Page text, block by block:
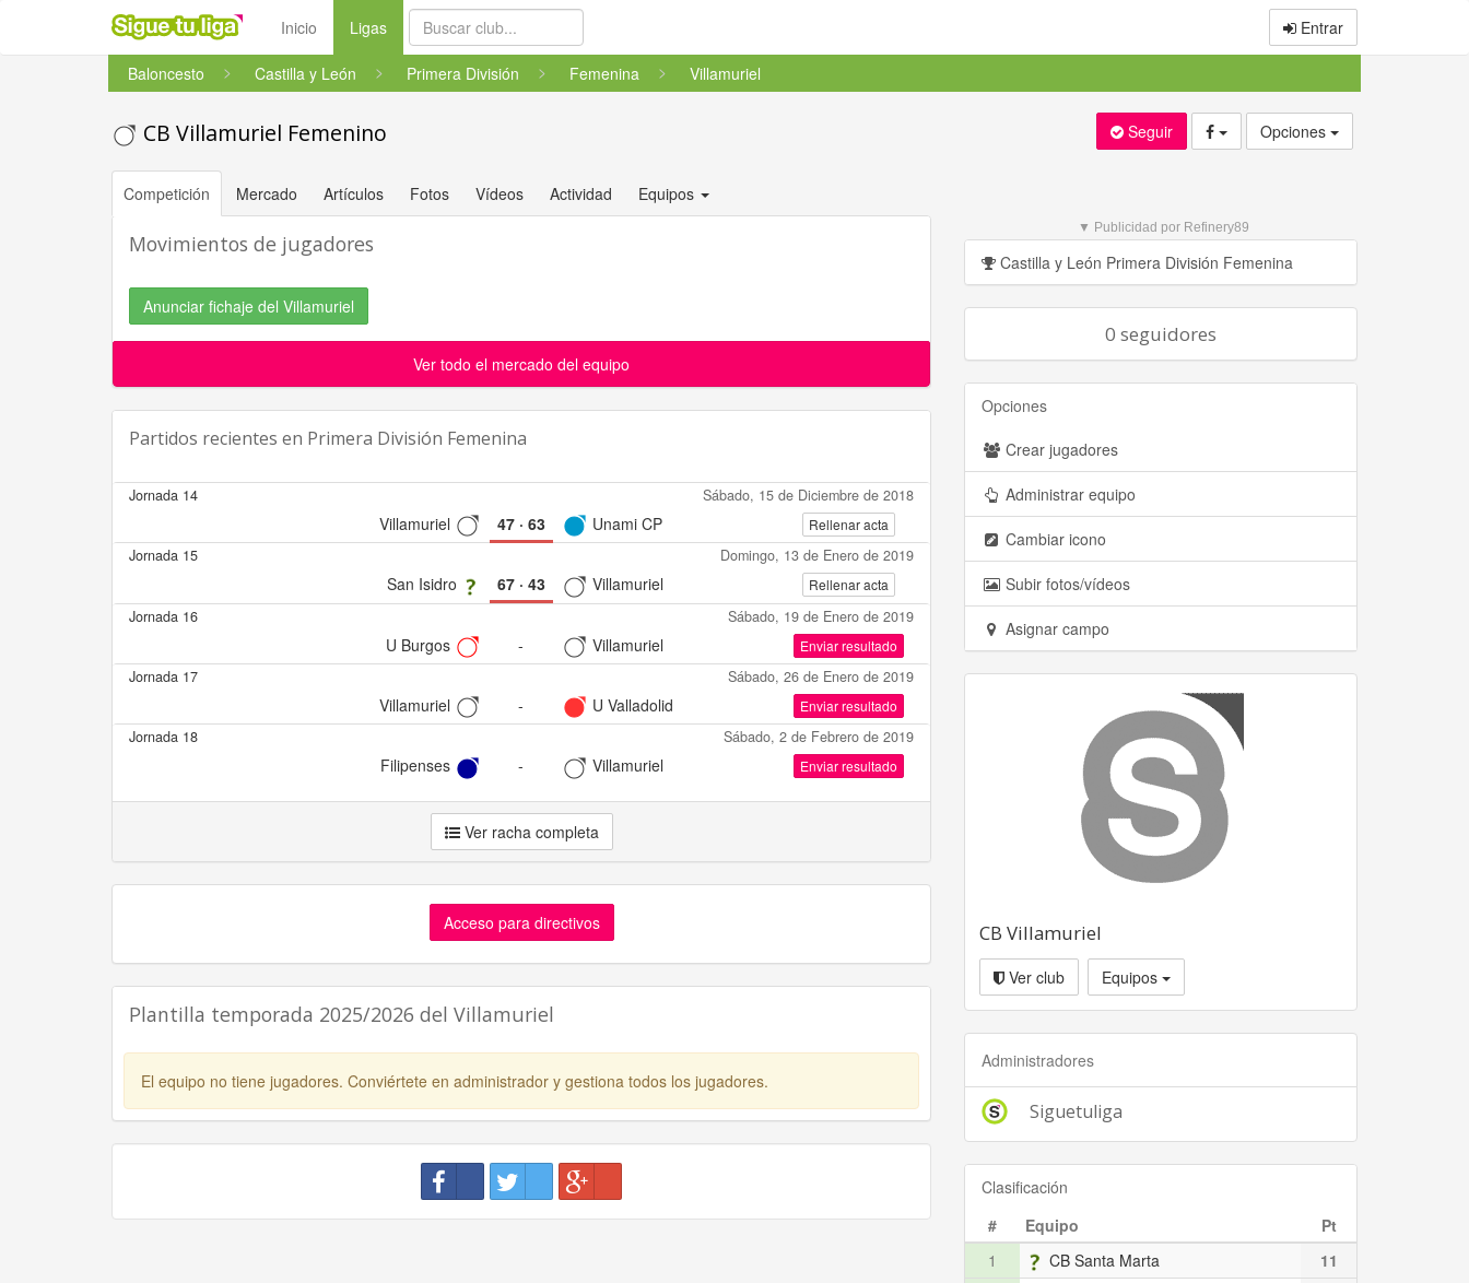
Inicio Ligas(current) Entrar
Baloncesto Castilla y León Primera División Femenina Villamuriel
CB Villamuriel Femenino Seguir Opciones
Competición Mercado Artículos Fotos Vídeos Actividad Equipos
Movimientos de jugadores
Anunciar fichaje del Villamuriel
Ver todo el mercado del equipo
Partidos recientes en Primera División Femenina
Jornada 14 Sábado, 15 de Diciembre de 2018
Villamuriel 47· 63 Unami CP Rellenar acta
Jornada 15 Domingo, 13 de Enero de 2019
San Isidro 67· 43 Villamuriel Rellenar acta
Jornada 16 Sábado, 19 de Enero de 2019
U Burgos - Villamuriel Enviar resultado
Jornada 17 Sábado, 26 de Enero de 2019
Villamuriel - U Valladolid Enviar resultado
Jornada 18 Sábado, 2 de Febrero de 2019
Filipenses - Villamuriel Enviar resultado
Ver racha completa
Acceso para directivos
Plantilla temporada 2025/2026 del Villamuriel
El equipo no tiene jugadores. Conviértete en administrador y gestiona todos los jugadores.
▼ Publicidad por Refinery89
Castilla y León Primera División Femenina
0 seguidores
Opciones
Crear jugadores
Administrar equipo
Cambiar icono
Subir fotos/vídeos
Asignar campo
CB Villamuriel
Ver club Equipos
Administradores
Siguetuliga
Clasificación
#
Equipo
Pt
1
CB Santa Marta
11